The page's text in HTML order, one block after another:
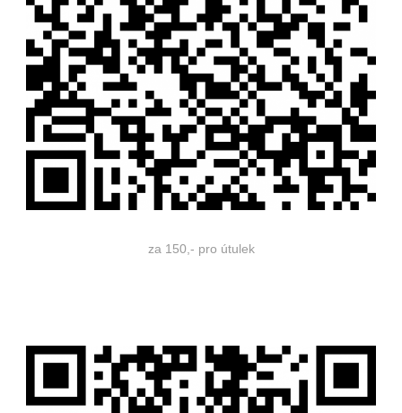
za 150,- pro útulek